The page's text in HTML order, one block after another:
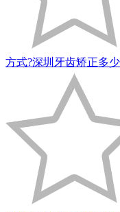
方式?深圳牙齿矫正多